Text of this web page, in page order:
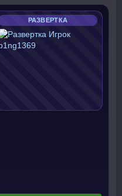
РАЗВЕРТКА